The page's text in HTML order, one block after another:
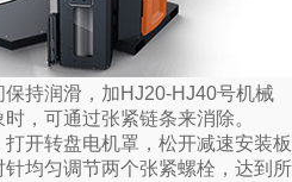
持润滑，加HJ20-HJ40号机械
，可通过张紧链条来消除。
转盘电机罩，松开减速安装板
针均匀调节两个张紧螺栓，达到所